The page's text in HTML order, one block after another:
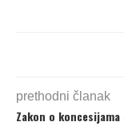
prethodni članak
Zakon o